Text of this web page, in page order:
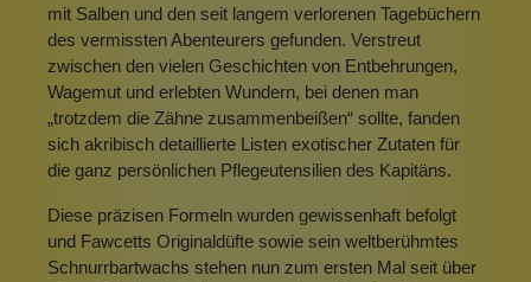
mit Salben und den seit langem verlorenen Tagebüchern
des vermissten Abenteurers gefunden. Verstreut
zwischen den vielen Geschichten von Entbehrungen,
Wagemut und erlebten Wundern, bei denen man
„trotzdem die Zähne zusammenbeißen“ sollte, fanden
sich akribisch detaillierte Listen exotischer Zutaten für
die ganz persönlichen Pflegeutensilien des Kapitäns.
Diese präzisen Formeln wurden gewissenhaft befolgt
und Fawcetts Originaldüfte sowie sein weltberühmtes
Schnurrbartwachs stehen nun zum ersten Mal seit über